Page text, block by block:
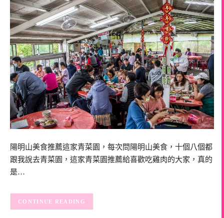
陽明山美食推薦這家青菜園，每次問陽明山美食，十個八個都
跟我說去青菜園，這家青菜園推薦給喜歡吃雞肉的大家，真的
是…
CONTINUE READING